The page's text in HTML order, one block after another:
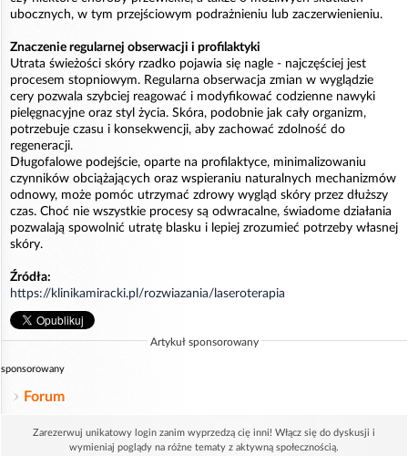
ubocznych, w tym przejściowym podrażnieniu lub zaczerwienieniu.
Znaczenie regularnej obserwacji i profilaktyki
Utrata świeżości skóry rzadko pojawia się nagle - najczęściej jest
procesem stopniowym. Regularna obserwacja zmian w wyglądzie
cery pozwala szybciej reagować i modyfikować codzienne nawyki
pielęgnacyjne oraz styl życia. Skóra, podobnie jak cały organizm,
potrzebuje czasu i konsekwencji, aby zachować zdolność do
regeneracji.
Długofalowe podejście, oparte na profilaktyce, minimalizowaniu
czynników obciążających oraz wspieraniu naturalnych mechanizmów
odnowy, może pomóc utrzymać zdrowy wygląd skóry przez dłuższy
czas. Choć nie wszystkie procesy są odwracalne, świadome działania
pozwalają spowolnić utratę blasku i lepiej zrozumieć potrzeby własnej
skóry.
Źródła:
https://klinikamiracki.pl/rozwiazania/laseroterapia
Artykuł sponsorowany
sponsorowany
Forum
Zarezerwuj unikatowy login zanim wyprzedzą cię inni! Włącz się do dyskusji i
wymieniaj poglądy na różne tematy z aktywną społecznością.